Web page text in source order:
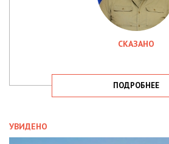
СКАЗАНО
ПОДРОБНЕЕ
УВИДЕНО